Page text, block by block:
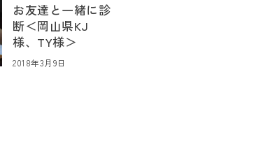
お友達と一緒に診
断＜岡山県KJ
様、TY様＞
2018年3月9日